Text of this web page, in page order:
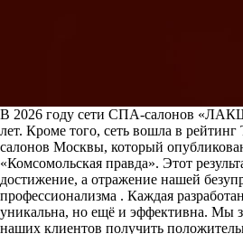
В 2026 году сети СПА-салонов
лет. Кроме того, сеть вошла в
салонов Москвы, который
«Комсомольская правда». Этот
достижение, а отражение нашей
профессионализма . Каждая
уникальна, но ещё и эффективна. Мы
наших клиентов получить